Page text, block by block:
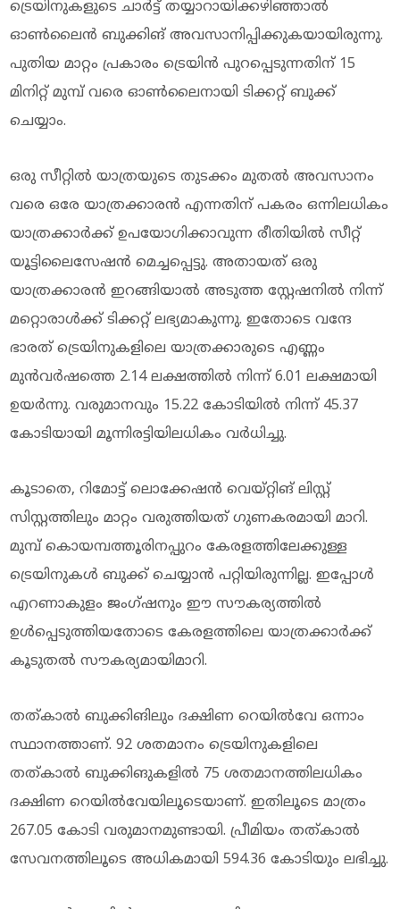
ട്രെയിനുകളുടെ ചാർട്ട് തയ്യാറായിക്കഴിഞ്ഞാൽ
ഓൺലൈൻ ബുക്കിങ് അവസാനിപ്പിക്കുകയായിരുന്നു.
പുതിയ മാറ്റം പ്രകാരം ട്രെയിൻ പുറപ്പെടുന്നതിന് 15
മിനിറ്റ് മുമ്പ് വരെ ഓൺലൈനായി ടിക്കറ്റ് ബുക്ക്
ചെയ്യാം.
ഒരു സീറ്റിൽ യാത്രയുടെ തുടക്കം മുതൽ അവസാനം
വരെ ഒരേ യാത്രക്കാരന്‍ എന്നതിന് പകരം ഒന്നിലധികം
യാത്രക്കാർക്ക് ഉപയോഗിക്കാവുന്ന രീതിയിൽ സീറ്റ്
യൂട്ടിലൈസേഷൻ മെച്ചപ്പെട്ടു. അതായത് ഒരു
യാത്രക്കാരൻ ഇറങ്ങിയാൽ അടുത്ത സ്റ്റേഷനിൽ നിന്ന്
മറ്റൊരാൾക്ക് ടിക്കറ്റ് ലഭ്യമാകുന്നു. ഇതോടെ വന്ദേ
ഭാരത് ട്രെയിനുകളിലെ യാത്രക്കാരുടെ എണ്ണം
മുൻവർഷത്തെ 2.14 ലക്ഷത്തിൽ നിന്ന് 6.01 ലക്ഷമായി
ഉയർന്നു. വരുമാനവും 15.22 കോടിയിൽ നിന്ന് 45.37
കോടിയായി മൂന്നിരട്ടിയിലധികം വർധിച്ചു.
കൂടാതെ, റിമോട്ട് ലൊക്കേഷൻ വെയ്റ്റിങ് ലിസ്റ്റ്
സിസ്റ്റത്തിലും മാറ്റം വരുത്തിയത് ഗുണകരമായി മാറി.
മുമ്പ് കൊയമ്പത്തൂരിനപ്പുറം കേരളത്തിലേക്കുള്ള
ട്രെയിനുകൾ ബുക്ക് ചെയ്യാൻ പറ്റിയിരുന്നില്ല. ഇപ്പോൾ
എറണാകുളം ജംഗ്ഷനും ഈ സൗകര്യത്തിൽ
ഉൾപ്പെടുത്തിയതോടെ കേരളത്തിലെ യാത്രക്കാർക്ക്
കൂടുതൽ സൗകര്യമായിമാറി.
തത്കാൽ ബുക്കിങിലും ദക്ഷിണ റെയിൽവേ ഒന്നാം
സ്ഥാനത്താണ്. 92 ശതമാനം ട്രെയിനുകളിലെ
തത്കാൽ ബുക്കിങുകളിൽ 75 ശതമാനത്തിലധികം
ദക്ഷിണ റെയിൽവേയിലൂടെയാണ്. ഇതിലൂടെ മാത്രം
267.05 കോടി വരുമാനമുണ്ടായി. പ്രീമിയം തത്കാൽ
സേവനത്തിലൂടെ അധികമായി 594.36 കോടിയും ലഭിച്ചു.